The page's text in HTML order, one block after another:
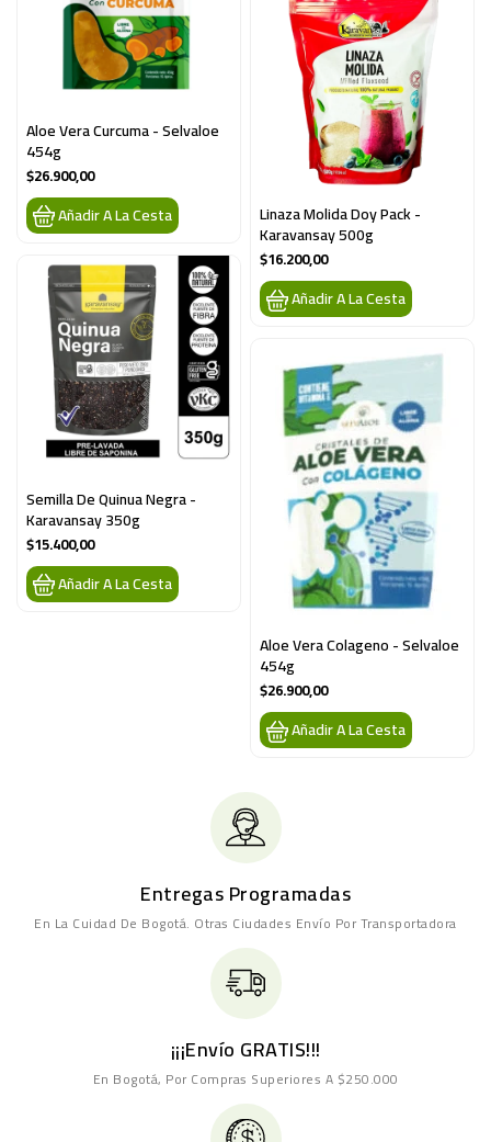
Aloe Vera Curcuma - Selvaloe
454g
$26.900,00
Añadir A La Cesta
Semilla De Quinua Negra -
Karavansay 350g
$15.400,00
Añadir A La Cesta
Linaza Molida Doy Pack -
Karavansay 500g
$16.200,00
Añadir A La Cesta
Aloe Vera Colageno - Selvaloe
454g
$26.900,00
Añadir A La Cesta
Entregas Programadas
En La Cuidad De Bogotá. Otras Ciudades Envío Por Transportadora
¡¡¡Envío GRATIS!!!
En Bogotá, Por Compras Superiores A $250.000